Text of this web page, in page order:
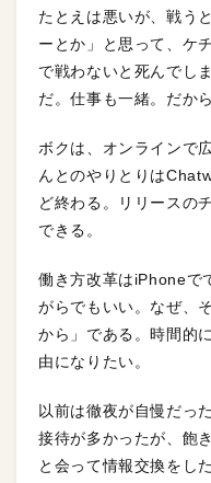
たとえは悪いが、戦う
ーとか」と思って、ケ
で戦わないと死んでし
だ。仕事も一緒。だか
ボクは、オンラインで
んとのやりとりは
ど終わる。リリースの
できる。
働き方改革はiPhoneで
がらでもいい。なぜ、
から」である。時間的
由になりたい。
以前は徹夜が自慢だっ
接待が多かったが、飽
と会って情報交換をし